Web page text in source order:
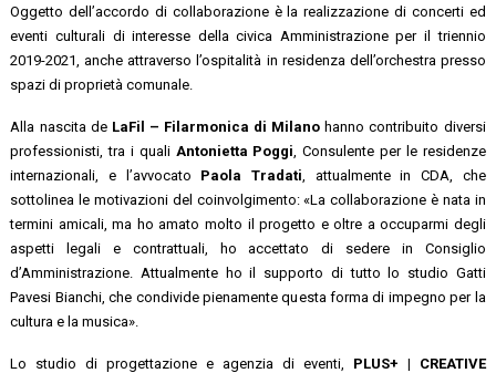
Oggetto dell’accordo di collaborazione è la realizzazione di concerti ed
eventi culturali di interesse della civica Amministrazione per il triennio
2019-2021, anche attraverso l’ospitalità in residenza dell’orchestra presso
spazi di proprietà comunale.
Alla nascita de LaFil – Filarmonica di Milano hanno contribuito diversi
professionisti, tra i quali Antonietta Poggi , Consulente per le residenze
internazionali, e l’avvocato Paola Tradati , attualmente in CDA, che
sottolinea le motivazioni del coinvolgimento: «La collaborazione è nata in
termini amicali, ma ho amato molto il progetto e oltre a occuparmi degli
aspetti legali e contrattuali, ho accettato di sedere in Consiglio
d’Amministrazione. Attualmente ho il supporto di tutto lo studio Gatti
Pavesi Bianchi, che condivide pienamente questa forma di impegno per la
cultura e la musica».
Lo studio di progettazione e agenzia di eventi, PLUS+ | CREATIVE